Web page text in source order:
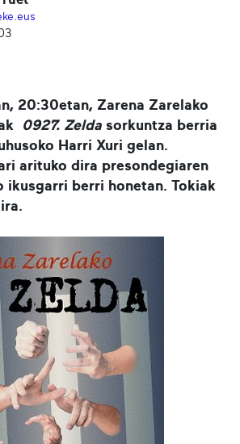
20:30etan, Zarena Zarelako
0927. Zelda sorkuntza berria
Harri Xuri gelan.
arituko dira presondegiaren
ikusgarri berri honetan. Tokiak